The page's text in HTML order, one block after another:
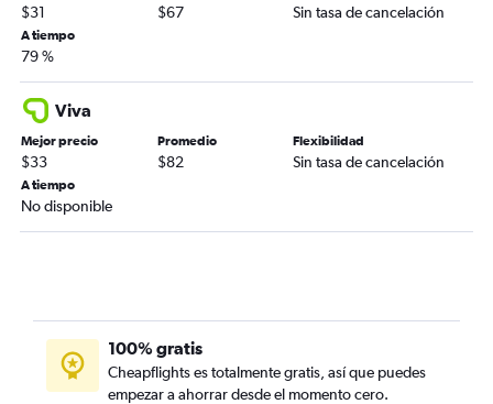
$31 $67 Sin tasa de cancelación
A tiempo
79 %
Viva
Mejor precio
$33
Promedio
$82
Flexibilidad
Sin tasa de cancelación
A tiempo
No disponible
100% gratis
Cheapflights es totalmente gratis, así que puedes
empezar a ahorrar desde el momento cero.